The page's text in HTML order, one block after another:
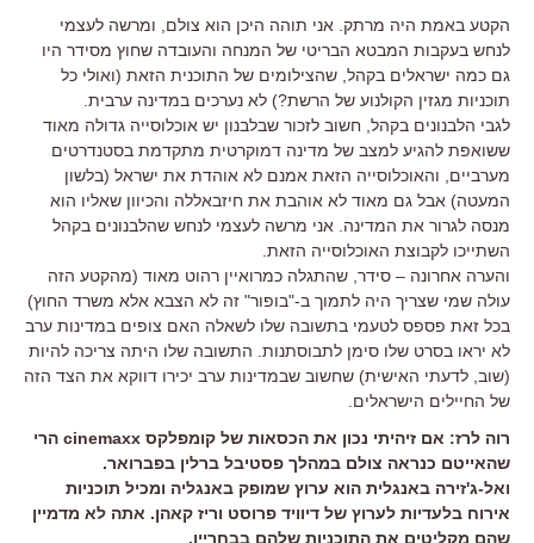
הקטע באמת היה מרתק. אני תוהה היכן הוא צולם, ומרשה לעצמי
לנחש בעקבות המבטא הבריטי של המנחה והעובדה שחוץ מסידר היו
גם כמה ישראלים בקהל, שהצילומים של התוכנית הזאת (ואולי כל
תוכניות מגזין הקולנוע של הרשת?) לא נערכים במדינה ערבית.
לגבי הלבנונים בקהל, חשוב לזכור שבלבנון יש אוכלוסייה גדולה מאוד
ששואפת להגיע למצב של מדינה דמוקרטית מתקדמת בסטנדרטים
מערביים, והאוכלוסייה הזאת אמנם לא אוהדת את ישראל (בלשון
המעטה) אבל גם מאוד לא אוהבת את חיזבאללה והכיוון שאליו הוא
מנסה לגרור את המדינה. אני מרשה לעצמי לנחש שהלבנונים בקהל
השתייכו לקבוצת האוכלוסייה הזאת.
והערה אחרונה – סידר, שהתגלה כמרואיין רהוט מאוד (מהקטע הזה
עולה שמי שצריך היה לתמוך ב-"בופור" זה לא הצבא אלא משרד החוץ)
בכל זאת פספס לטעמי בתשובה שלו לשאלה האם צופים במדינות ערב
לא יראו בסרט שלו סימן לתבוסתנות. התשובה שלו היתה צריכה להיות
(שוב, לדעתי האישית) שחשוב שבמדינות ערב יכירו דווקא את הצד הזה
של החיילים הישראלים.
רוה לרז: אם זיהיתי נכון את הכסאות של קומפלקס cinemaxx הרי
שהאייטם כנראה צולם במהלך פסטיבל ברלין בפברואר.
ואל-ג'זירה באנגלית הוא ערוץ שמופק באנגליה ומכיל תוכניות
אירוח בלעדיות לערוץ של דיוויד פרוסט וריז קאהן. אתה לא מדמיין
שהם מקליטים את התוכניות שלהם בבחריין.